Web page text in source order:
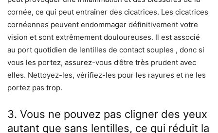
cornée, ce qui peut entraîner des cicatrices. Les cicatrices
cornéennes peuvent endommager définitivement votre
vision et sont extrêmement douloureuses. Il est associé
au port quotidien de lentilles de contact souples , donc si
vous les portez, assurez-vous d’être très prudent avec
elles. Nettoyez-les, vérifiez-les pour les rayures et ne les
portez pas trop.
3. Vous ne pouvez pas cligner des yeux
autant que sans lentilles, ce qui réduit la